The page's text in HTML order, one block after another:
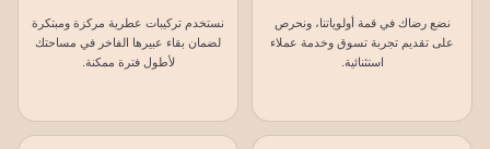
نضع رضاك في قمة أولوياتنا، ونحرص
على تقديم تجربة تسوق وخدمة عملاء
استثنائية.
نستخدم تركيبات عطرية مركزة ومبتكرة
لضمان بقاء عبيرها الفاخر في مساحتك
لأطول فترة ممكنة.